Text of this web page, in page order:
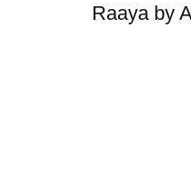
Raaya by